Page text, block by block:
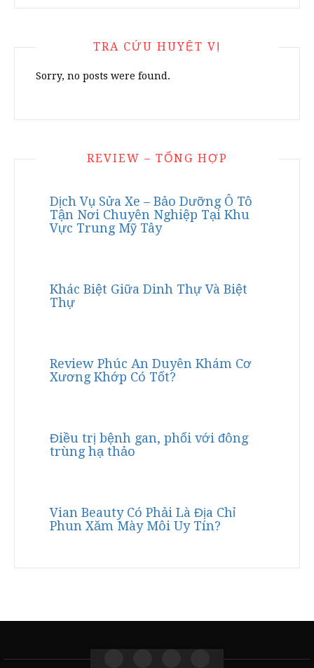
TRA CỨU HUYỆT VỊ
Sorry, no posts were found.
REVIEW – TỔNG HỢP
Dịch Vụ Sửa Xe – Bảo Dưỡng Ô Tô
Tận Nơi Chuyên Nghiệp Tại Khu
Vực Trung Mỹ Tây
Khác Biệt Giữa Dinh Thự Và Biệt
Thự
Review Phúc An Duyên Khám Cơ
Xương Khớp Có Tốt?
Điều trị bệnh gan, phổi với đông
trùng hạ thảo
Vian Beauty Có Phải Là Địa Chỉ
Phun Xăm Mày Môi Uy Tín?